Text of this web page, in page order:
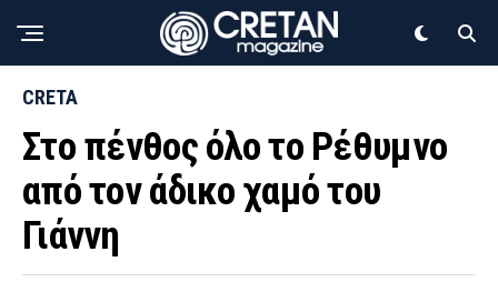
CRETA
Στο πένθος όλο το Ρέθυμνο
από τον άδικο χαμό του
Γιάννη